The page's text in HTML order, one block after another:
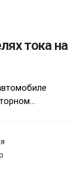
тока на